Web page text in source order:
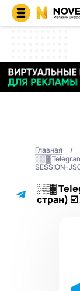
Главная
░▒▓
░▒▓
стран) ☑️